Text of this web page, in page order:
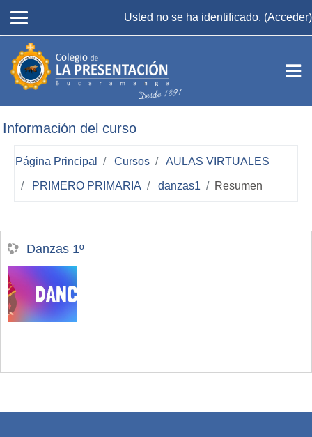
Usted no se ha identificado. (Acceder)
Información del curso
Página Principal Cursos AULAS VIRTUALES
PRIMERO PRIMARIA danzas1 Resumen
Danzas 1º